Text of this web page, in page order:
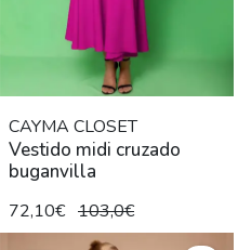
CAYMA CLOSET
Vestido midi cruzado
buganvilla
72,10€ 103,0€